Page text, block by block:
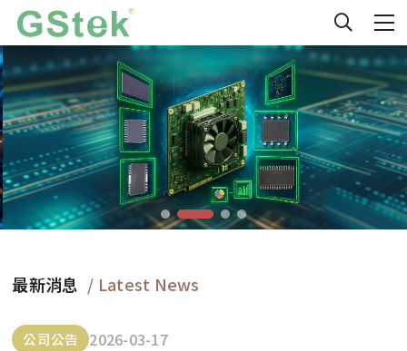
最新消息 / Latest News
公司公告 2026-03-17